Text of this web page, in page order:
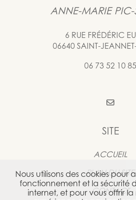
Nous utilisons des cookies pour
fonctionnement et la sécurité
internet, et pour vous offrir la
ANNE-MARIE PIC-
6 RUE FRÉDÉRIC
06640 SAINT-
06 73 52 10 85
SITE
ACCUEIL
PLAN DU SITE
CONTACT